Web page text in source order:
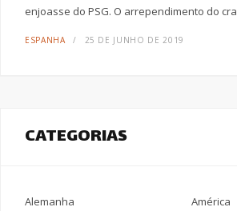
enjoasse do PSG. O arrependimento do
ESPANHA 25 DE JUNHO DE 2019
CATEGORIAS
Alemanha América